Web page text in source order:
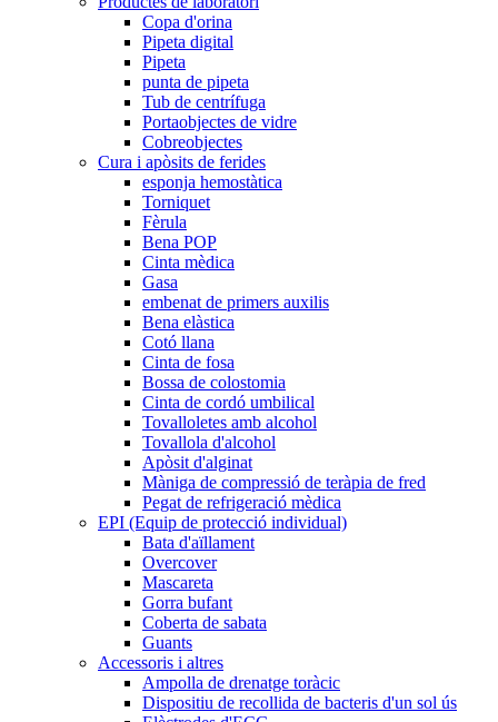
Copa d'orina
Pipeta digital
Pipeta
punta de pipeta
Tub de centrífuga
Portaobjectes de vidre
Cobreobjectes
Cura i apòsits de ferides
esponja hemostàtica
Torniquet
Fèrula
Bena POP
Cinta mèdica
Gasa
embenat de primers auxilis
Bena elàstica
Cotó llana
Cinta de fosa
Bossa de colostomia
Cinta de cordó umbilical
Tovalloletes amb alcohol
Tovallola d'alcohol
Apòsit d'alginat
Màniga de compressió de teràpia de fred
Pegat de refrigeració mèdica
EPI (Equip de protecció individual)
Bata d'aïllament
Overcover
Mascareta
Gorra bufant
Coberta de sabata
Guants
Accessoris i altres
Ampolla de drenatge toràcic
Dispositiu de recollida de bacteris d'un sol ús